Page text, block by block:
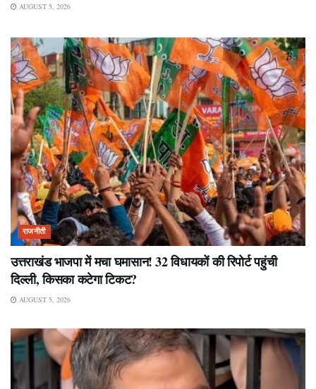
AUGUST 5, 2026
राजनीती
उत्तराखंड भाजपा में मचा घमासान! 32 विधायकों की रिपोर्ट पहुंची
दिल्ली, किसका कटेगा टिकट?
AUGUST 5, 2026